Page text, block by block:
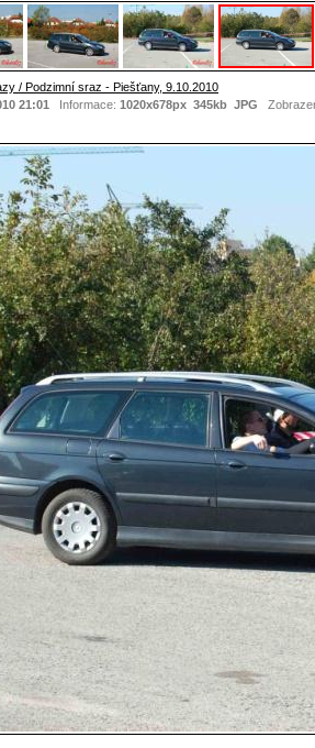
/ Podzimní sraz - Piešťany, 9.10.2010
21:01 Informace: 1020x678px 345kb JPG